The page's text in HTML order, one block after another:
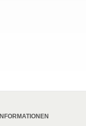
INFORMATIONEN